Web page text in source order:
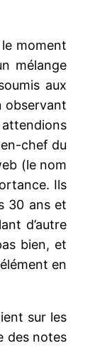
moment
mélange
aux
observant
attendions
chef du
(le nom
Ils
30 ans et
d’autre
bien, et
en
sur les
des notes